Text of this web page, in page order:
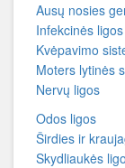
Ausų nosies
Infekcinės
Kvėpavimo
Moters lytinės
Nervų ligos
Odos ligos
Širdies ir
Skydliaukės